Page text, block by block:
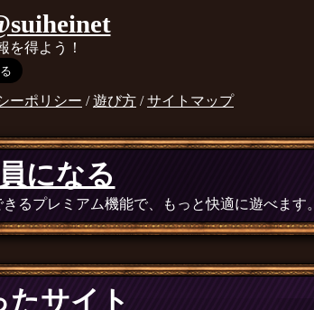
を得よう！
ーポリシー /遊び方 /サイトマップ
になる
るプレミアム機能で、もっと快適に遊べます。
サイト